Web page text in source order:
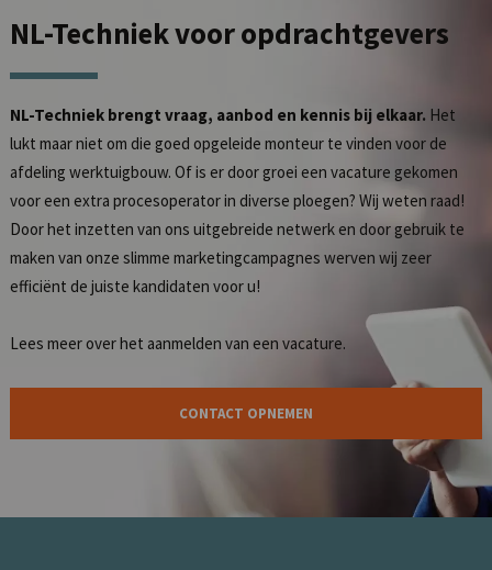
NL-Techniekvoor opdrachtgevers
NL-Techniek brengt vraag, aanbod en kennis bij elkaar. Het
lukt maar niet om die goed opgeleide monteur te vinden voor de
afdeling werktuigbouw. Of is er door groei een vacature gekomen
voor een extra procesoperator in diverse ploegen? Wij weten raad!
Door het inzetten van ons uitgebreide netwerk en door gebruik te
maken van onze slimme marketingcampagnes werven wij zeer
efficiënt de juiste kandidaten voor u!
Lees meer over het aanmelden van een vacature.
CONTACT OPNEMEN